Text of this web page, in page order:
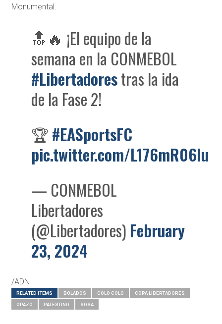
Monumental.
🔝🔥 ¡El equipo de la
semana en la CONMEBOL
#Libertadorestras la ida
de la Fase 2!
🏆#EASportsFC
pic.twitter.com/L176mR06Iu
— CONMEBOL
Libertadores
(@Libertadores) February
23, 2024
/ADN
RELATED ITEMS BOLADOS COLO COLO COPA LIBERTADORES
OPAZO PALESTINO SOSA